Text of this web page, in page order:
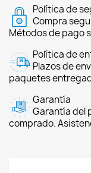
Política de
Compra
Métodos de pago
Política de
Plazos de
paquetes
Garantía
Garantía del
comprado.